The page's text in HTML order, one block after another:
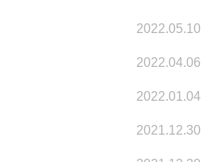
2022.05.10
2022.04.06
2022.01.04
2021.12.30